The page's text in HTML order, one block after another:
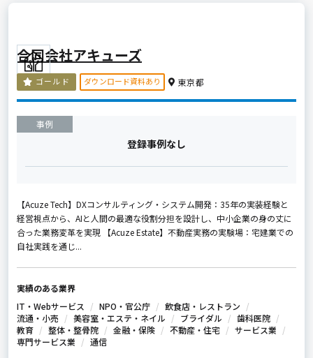
合同会社アキューズ
ゴールド ダウンロード資料あり 東京都
事例
登録事例なし
【Acuze Tech】DXコンサルティング・システム開発：35年の実装経験と
経営視点から、AIと人間の最適な役割分担を設計し、中小企業の身の丈に
合った業務変革を実現 【Acuze Estate】不動産実務の実験場：宅建業での
自社実践を通じ...
実績のある業界
IT・Webサービス
NPO・官公庁
飲食店・レストラン
流通・小売
美容室・エステ・ネイル ブライダル
歯科医院
教育
整体・整骨院 金融・保険 不動産・住宅
サービス業
専門サービス業
通信